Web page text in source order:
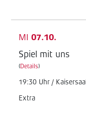
MI 07.10.
Spiel mit uns
(Details)
19:30 Uhr / Kaisersaal
Extra